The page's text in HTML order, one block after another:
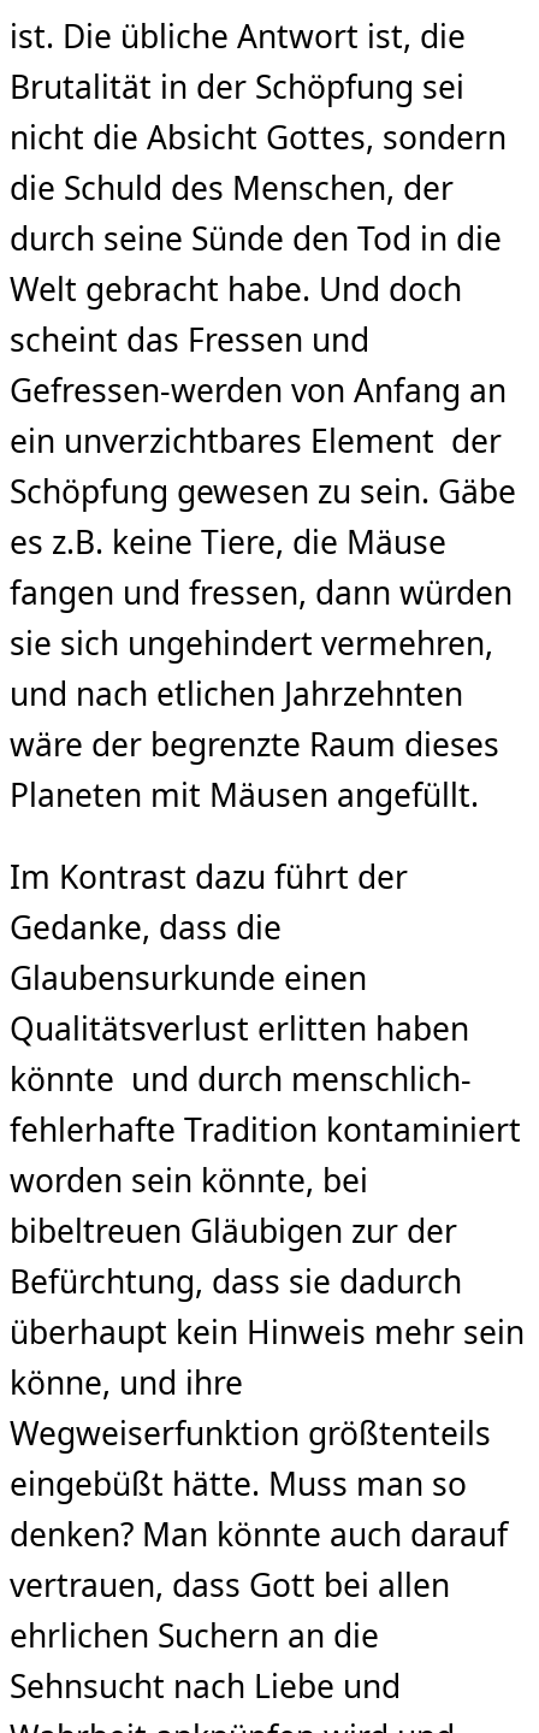
ist. Die übliche Antwort ist, die
Brutalität in der Schöpfung sei
nicht die Absicht Gottes, sondern
die Schuld des Menschen, der
durch seine Sünde den Tod in die
Welt gebracht habe. Und doch
scheint das Fressen und
Gefressen-werden von Anfang an
ein unverzichtbares Element der
Schöpfung gewesen zu sein. Gäbe
es z.B. keine Tiere, die Mäuse
fangen und fressen, dann würden
sie sich ungehindert vermehren,
und nach etlichen Jahrzehnten
wäre der begrenzte Raum dieses
Planeten mit Mäusen angefüllt.
Im Kontrast dazu führt der
Gedanke, dass die
Glaubensurkunde einen
Qualitätsverlust erlitten haben
könnte und durch menschlich-
fehlerhafte Tradition kontaminiert
worden sein könnte, bei
bibeltreuen Gläubigen zur der
Befürchtung, dass sie dadurch
überhaupt kein Hinweis mehr sein
könne, und ihre
Wegweiserfunktion größtenteils
eingebüßt hätte. Muss man so
denken? Man könnte auch darauf
vertrauen, dass Gott bei allen
ehrlichen Suchern an die
Sehnsucht nach Liebe und